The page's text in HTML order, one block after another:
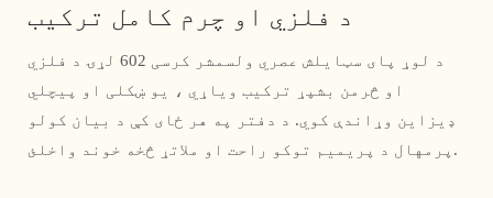
د فلزي او چرم کامل ترکیب
د لوړ پای سټایلش عصري ولسمشر کرسی 602 لړۍ د فلزي
او څرمن بشپړ ترکیب ویاړي ، یو ښکلی او پیچلي
ډیزاین وړاندې کوي. د دفتر په هر ځای کې د بیان کولو
پرمهال د پریمیم توکو راحت او ملاتړ څخه خوند واخلئ.